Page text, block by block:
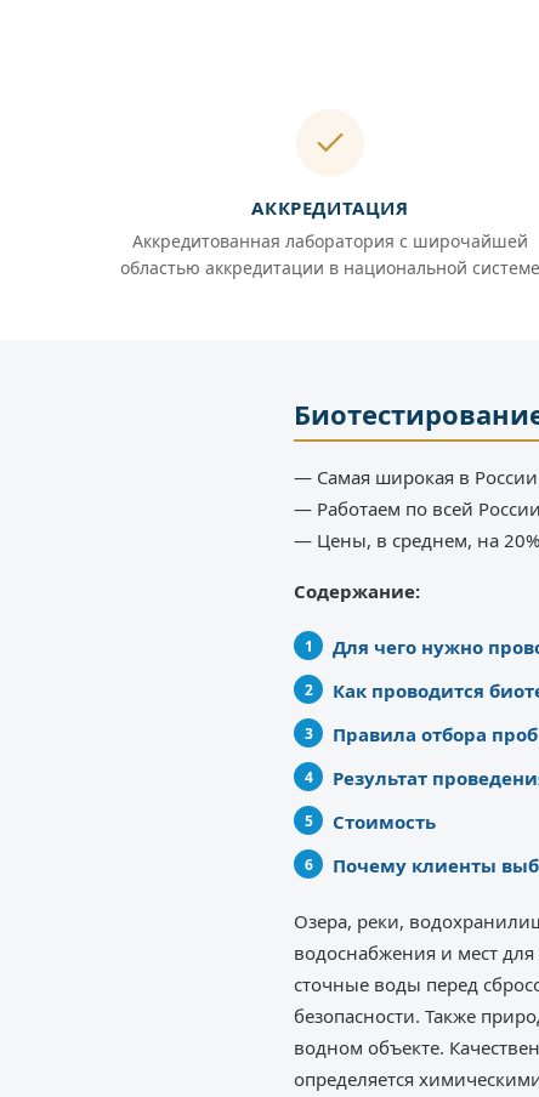
АККРЕДИТАЦИЯ
Аккредитованная лаборатория с широчайшей
областью аккредитации в национальной системе
— Самая широкая в России
— Работаем по всей
— Цены, в среднем, на
Содержание:
Для чего нужно
Как проводится
Правила отбора
Результат
Стоимость
Почему клиенты
Озера, реки,
водоснабжения и мест
сточные воды перед
безопасности. Также
водном объекте.
определяется